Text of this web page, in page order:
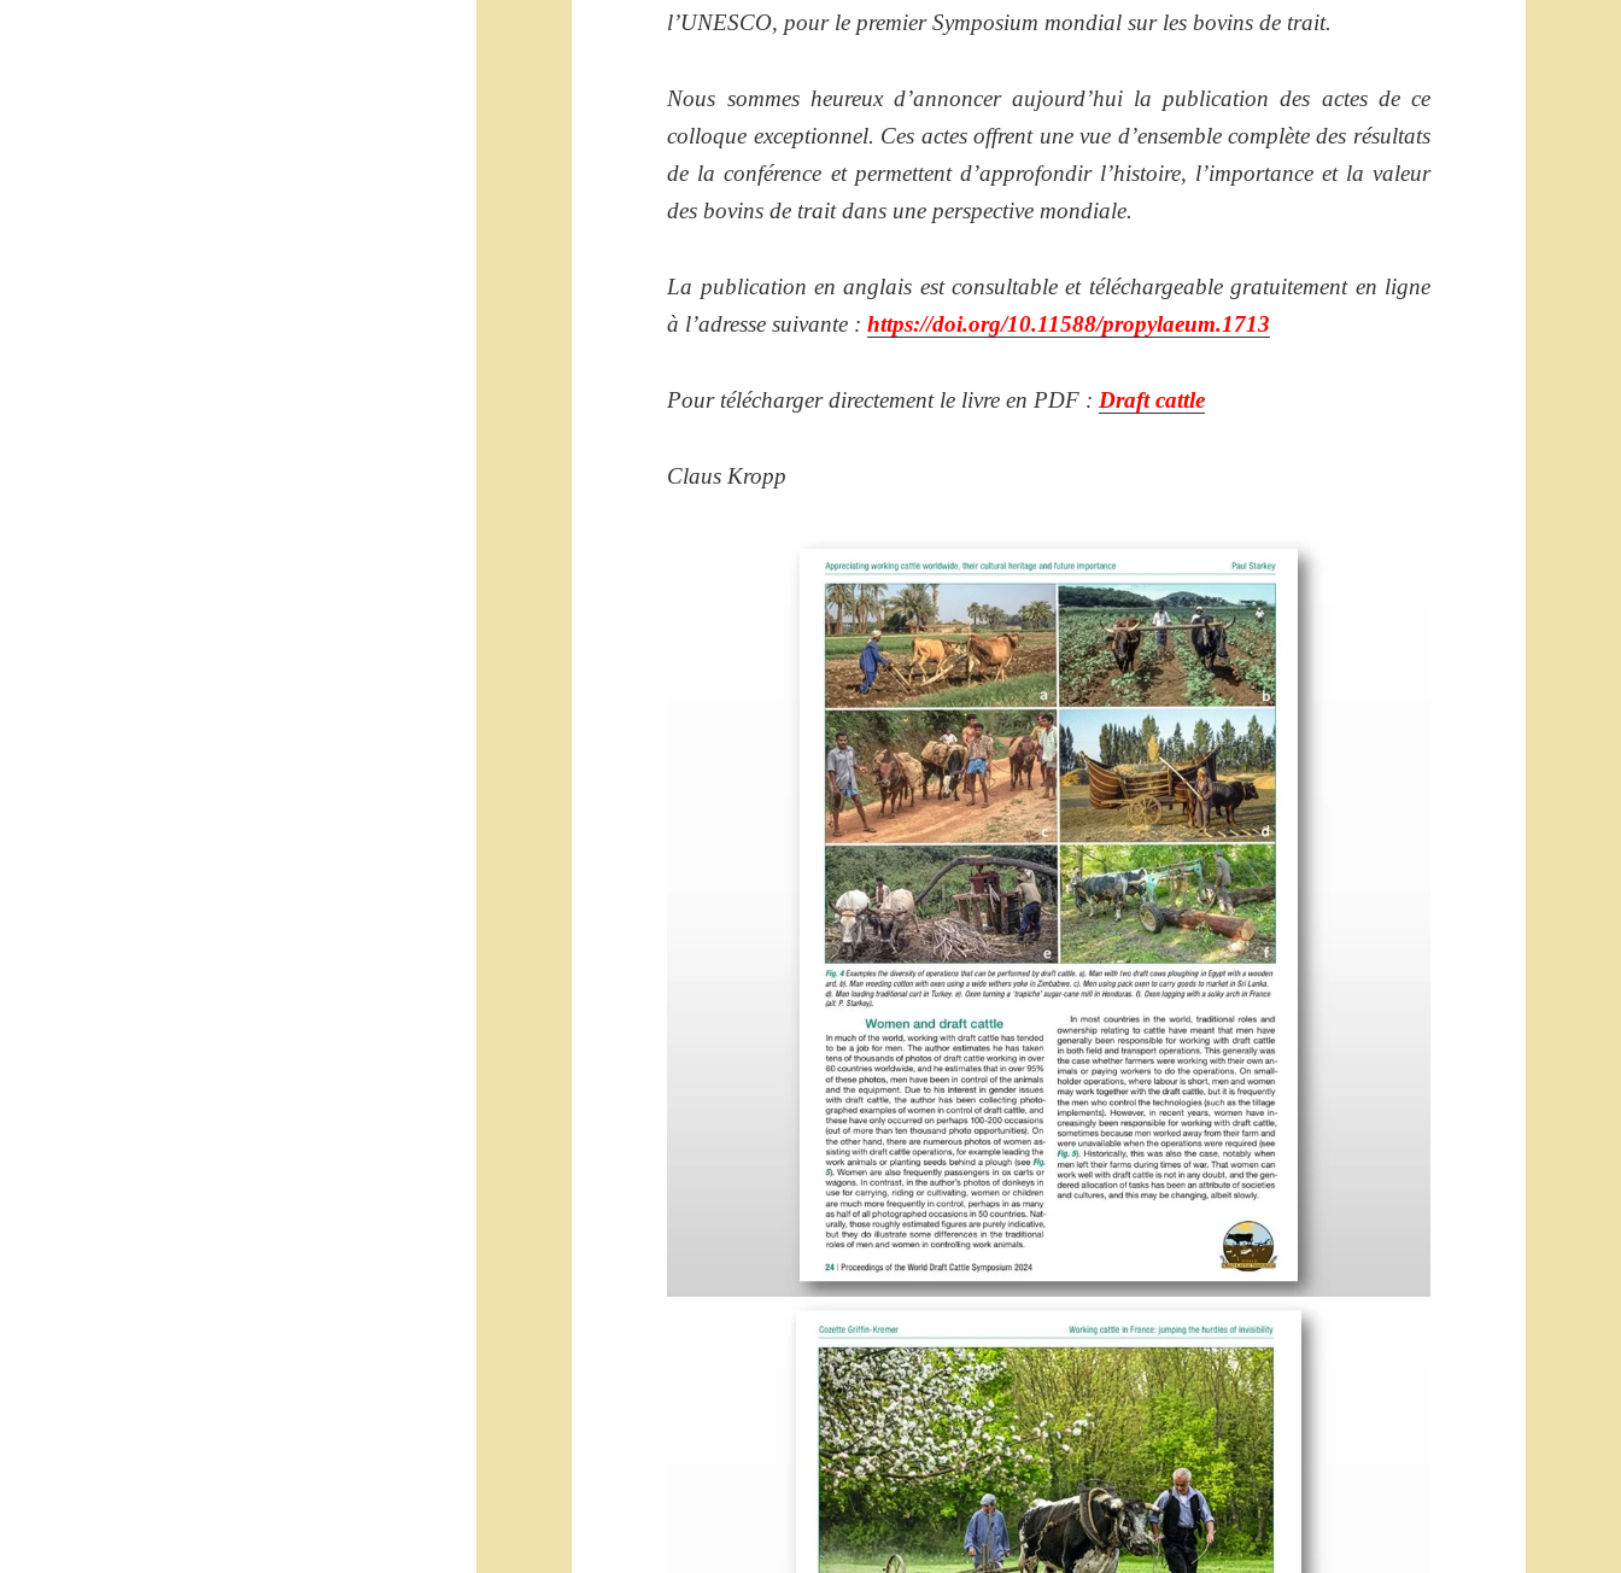
l’UNESCO, pour le premier Symposium mondial sur les bovins de trait.
Nous sommes heureux d’annoncer aujourd’hui la publication des actes de ce
colloque exceptionnel. Ces actes offrent une vue d’ensemble complète des résultats
de la conférence et permettent d’approfondir l’histoire, l’importance et la valeur
des bovins de trait dans une perspective mondiale.
La publication en anglais est consultable et téléchargeable gratuitement en ligne
à l’adresse suivante :https://doi.org/10.11588/propylaeum.1713
Pour télécharger directement le livre en PDF : Draft cattle
Claus Kropp